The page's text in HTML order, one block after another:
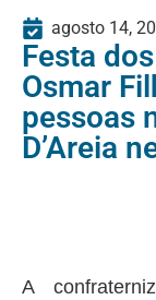
agosto 14,
Festa
Osmar
pessoas
D’Areia
A